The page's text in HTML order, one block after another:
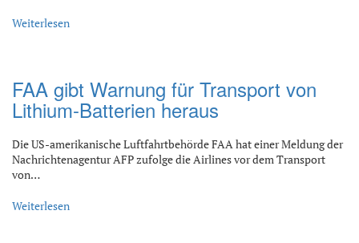
Weiterlesen
FAA gibt Warnung für Transport von
Lithium-Batterien heraus
Die US-amerikanische Luftfahrtbehörde FAA hat einer Meldung der
Nachrichtenagentur AFP zufolge die Airlines vor dem Transport
von…
Weiterlesen